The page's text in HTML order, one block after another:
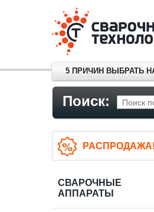
5 ПРИЧИН ВЫБРАТЬ
Поиск:
РАСПРОДАЖА!
СВАРОЧНЫЕ
АППАРАТЫ